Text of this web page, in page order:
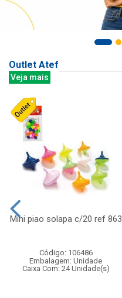
Outlet Atef
Veja mais
Mini piao solapa c/20 ref 863
Código: 106486
Embalagem: Unidade
Caixa Com: 24 Unidade(s)